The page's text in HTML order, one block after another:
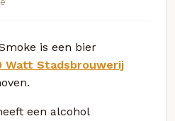
is een bier
Watt Stadsbrouwerij
een alcohol